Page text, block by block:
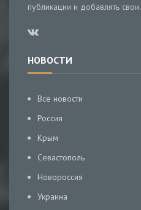
публикации и добавлять свои.
НОВОСТИ
Все новости
Россия
Крым
Севастополь
Новороссия
Украина